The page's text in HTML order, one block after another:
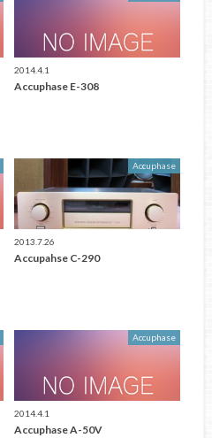
2014.4.1
Accuphase E-308
Accuphase
2013.7.26
Accupahse C-290
Accuphase
2014.4.1
Accuphase A-50V